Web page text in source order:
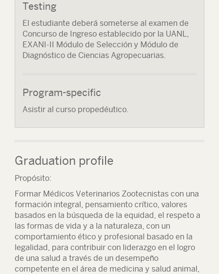
Testing
El estudiante deberá someterse al examen de
Concurso de Ingreso establecido por la UANL,
EXANI-II Módulo de Selección y Módulo de
Diagnóstico de Ciencias Agropecuarias.
Program-specific
Asistir al curso propedéutico.
Graduation profile
Propósito:
Formar Médicos Veterinarios Zootecnistas con una
formación integral, pensamiento crítico, valores
basados en la búsqueda de la equidad, el respeto a
las formas de vida y a la naturaleza, con un
comportamiento ético y profesional basado en la
legalidad, para contribuir con liderazgo en el logro
de una salud a través de un desempeño
competente en el área de medicina y salud animal,